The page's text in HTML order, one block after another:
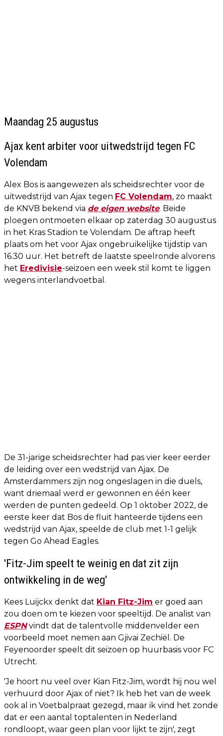
Maandag 25 augustus
Ajax kent arbiter voor uitwedstrijd tegen FC
Volendam
Alex Bos is aangewezen als scheidsrechter voor de
uitwedstrijd van Ajax tegen FC Volendam, zo maakt
de KNVB bekend via de eigen website. Beide
ploegen ontmoeten elkaar op zaterdag 30 augustus
in het Kras Stadion te Volendam. De aftrap heeft
plaats om het voor Ajax ongebruikelijke tijdstip van
16.30 uur. Het betreft de laatste speelronde alvorens
het Eredivisie-seizoen een week stil komt te liggen
wegens interlandvoetbal.
De 31-jarige scheidsrechter had pas vier keer eerder
de leiding over een wedstrijd van Ajax. De
Amsterdammers zijn nog ongeslagen in die duels,
want driemaal werd er gewonnen en één keer
werden de punten gedeeld. Op 1 oktober 2022, de
eerste keer dat Bos de fluit hanteerde tijdens een
wedstrijd van Ajax, speelde de club met 1-1 gelijk
tegen Go Ahead Eagles.
'Fitz-Jim speelt te weinig en dat zit zijn
ontwikkeling in de weg'
Kees Luijckx denkt dat Kian Fitz-Jim er goed aan
zou doen om te kiezen voor speeltijd. De analist van
ESPN vindt dat de talentvolle middenvelder een
voorbeeld moet nemen aan Gjivai Zechiël. De
Feyenoorder speelt dit seizoen op huurbasis voor FC
Utrecht.
'Je hoort nu veel over Kian Fitz-Jim, wordt hij nou wel
verhuurd door Ajax of niet? Ik heb het van de week
ook al in Voetbalpraat gezegd, maar ik vind het zonde
dat er een aantal toptalenten in Nederland
rondloopt, waar geen plan voor lijkt te zijn', zegt